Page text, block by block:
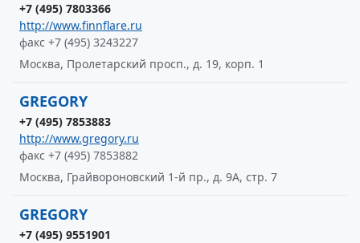
+7 (495) 7803366
http://www.finnflare.ru
факс +7 (495) 3243227
Москва, Пролетарский просп., д. 19, корп. 1
GREGORY
+7 (495) 7853883
http://www.gregory.ru
факс +7 (495) 7853882
Москва, Грайвороновский 1-й пр., д. 9А, стр. 7
GREGORY
+7 (495) 9551901